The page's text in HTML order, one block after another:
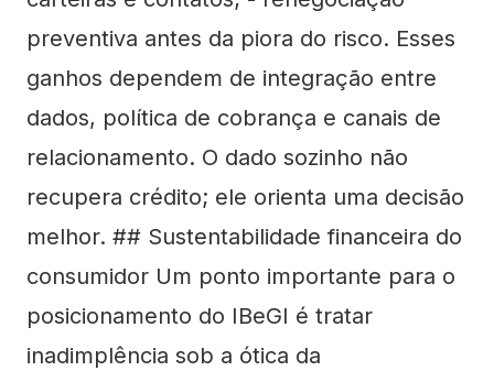
preventiva antes da piora do risco. Esses
ganhos dependem de integração entre
dados, política de cobrança e canais de
relacionamento. O dado sozinho não
recupera crédito; ele orienta uma decisão
melhor. ## Sustentabilidade financeira do
consumidor Um ponto importante para o
posicionamento do IBeGI é tratar
inadimplência sob a ótica da